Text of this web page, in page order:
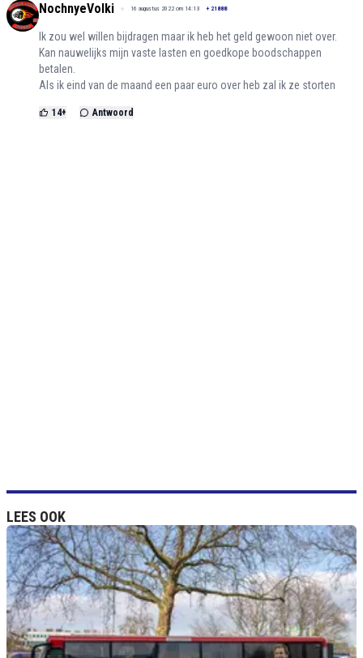
NochnyeVolki 16 augustus 2022 om 14:13 + 21888
Ik zou wel willen bijdragen maar ik heb het geld gewoon niet over.
Kan nauwelijks mijn vaste lasten en goedkope boodschappen
betalen.
Als ik eind van de maand een paar euro over heb zal ik ze storten
14+ Antwoord
LEES OOK